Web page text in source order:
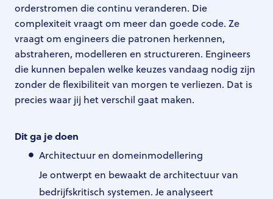
orderstromen die continu veranderen. Die
complexiteit vraagt om meer dan goede code. Ze
vraagt om engineers die patronen herkennen,
abstraheren, modelleren en structureren. Engineers
die kunnen bepalen welke keuzes vandaag nodig zijn
zonder de flexibiliteit van morgen te verliezen. Dat is
precies waar jij het verschil gaat maken.
Dit ga je doen
Architectuur en domeinmodellering
Je ontwerpt en bewaakt de architectuur van
bedrijfskritisch systemen. Je analyseert